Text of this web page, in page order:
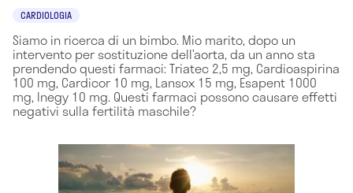
CARDIOLOGIA
Siamo in ricerca di un bimbo. Mio marito, dopo un
intervento per sostituzione dell’aorta, da un anno sta
prendendo questi farmaci: Triatec 2,5 mg, Cardioaspirina
100 mg, Cardicor 10 mg, Lansox 15 mg, Esapent 1000
mg, Inegy 10 mg. Questi farmaci possono causare effetti
negativi sulla fertilità maschile?